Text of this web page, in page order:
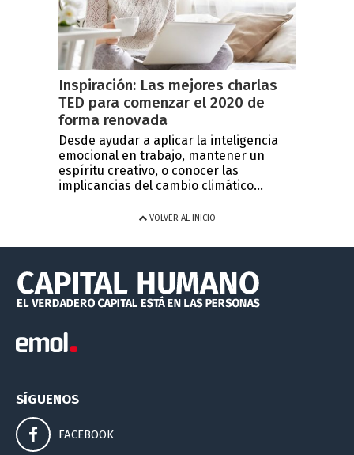
Inspiración: Las mejores charlas
TED para comenzar el 2020 de
forma renovada
Desde ayudar a aplicar la inteligencia
emocional en trabajo, mantener un
espíritu creativo, o conocer las
implicancias del cambio climático...
VOLVER AL INICIO
SÍGUENOS
FACEBOOK